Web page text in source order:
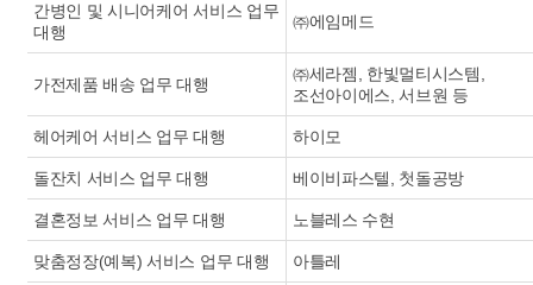
간병인 및 시니어케어 서비스 업무
대행
㈜에임메드
가전제품 배송 업무 대행
㈜세라젬, 한빛멀티시스템,
조선아이에스, 서브원 등
헤어케어 서비스 업무 대행 하이모
돌잔치 서비스 업무 대행 베이비파스텔, 첫돌공방
결혼정보 서비스 업무 대행 노블레스 수현
맞춤정장(예복) 서비스 업무 대행 아틀레